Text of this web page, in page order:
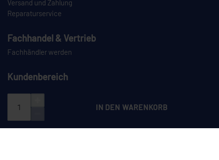
IN DEN WARENKORB
Versand und Zahlung
Reparaturservice
Fachhandel & Vertrieb
Fachhändler werden
Kundenbereich